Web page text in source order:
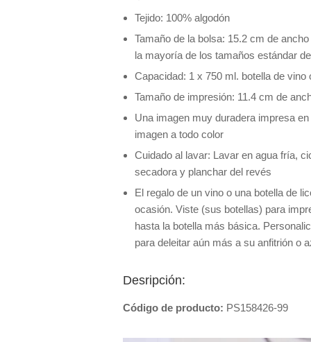
Tejido: 100% algodón
Tamaño de la bolsa: 15.2 cm de
la mayoría de los tamaños estándar
Capacidad: 1 x 750 ml. botella de vino
Tamaño de impresión: 11.4 cm de
Una imagen muy duradera impresa
imagen a todo color
Cuidado al lavar: Lavar en agua fría,
secadora y planchar del revés
El regalo de un vino o una botella de
ocasión. Viste (sus botellas) para
hasta la botella más básica.
para deleitar aún más a su anfitrión o
Desripción:
Código de producto: PS158426-99